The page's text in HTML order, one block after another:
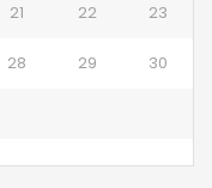
21 22 23
28 29 30